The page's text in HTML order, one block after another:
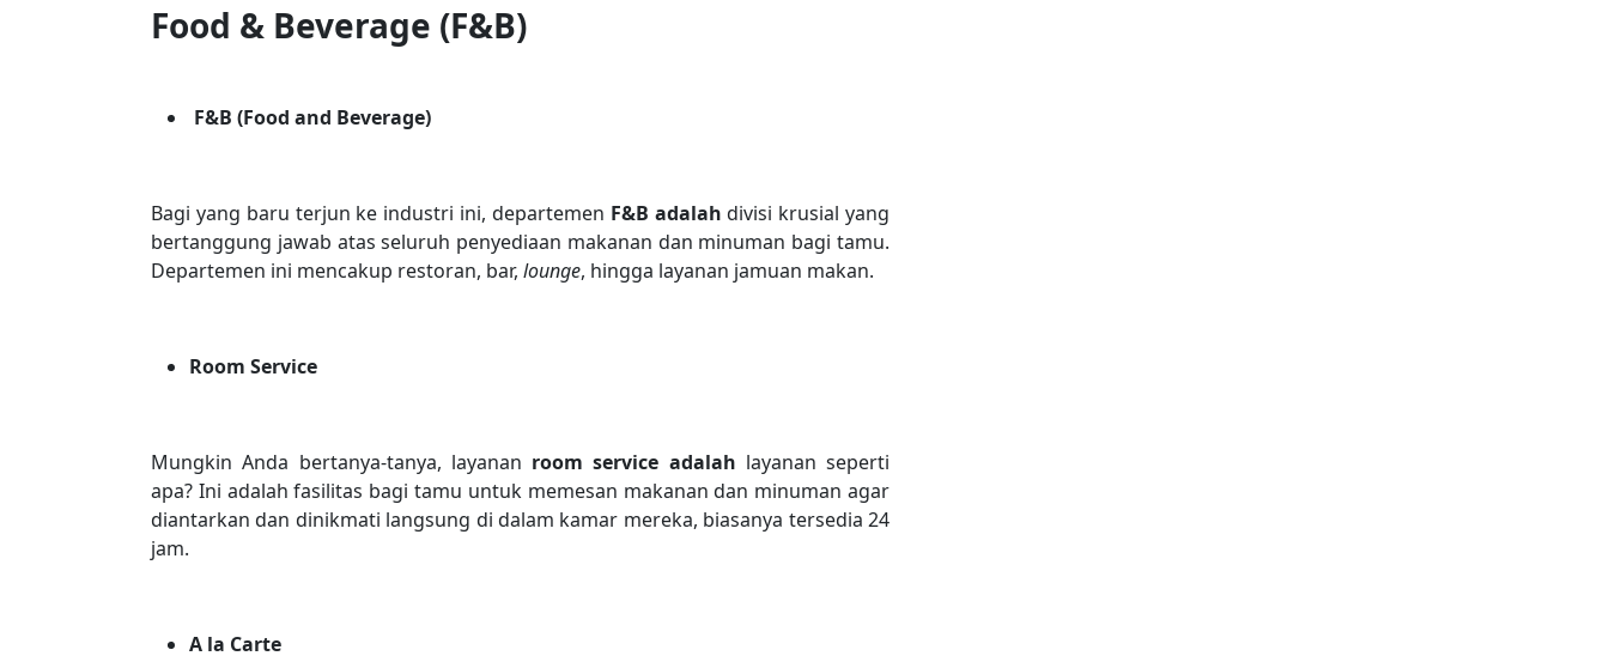
Food & Beverage (F&B)
F&B (Food and Beverage)
Bagi yang baru terjun ke industri ini, departemen F&B adalah divisi krusial yang
bertanggung jawab atas seluruh penyediaan makanan dan minuman bagi tamu.
Departemen ini mencakup restoran, bar, lounge, hingga layanan jamuan makan.
Room Service
Mungkin Anda bertanya-tanya, layanan room service adalah layanan seperti
apa? Ini adalah fasilitas bagi tamu untuk memesan makanan dan minuman agar
diantarkan dan dinikmati langsung di dalam kamar mereka, biasanya tersedia 24
jam.
A la Carte